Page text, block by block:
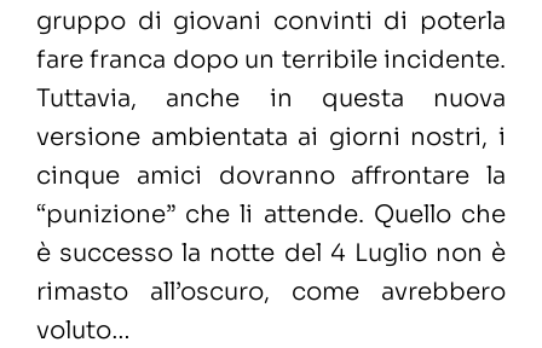
gruppo di giovani convinti di poterla
fare franca dopo un terribile incidente.
Tuttavia, anche in questa nuova
versione ambientata ai giorni nostri, i
cinque amici dovranno affrontare la
“punizione” che li attende. Quello che
è successo la notte del 4 Luglio non è
rimasto all’oscuro, come avrebbero
voluto…